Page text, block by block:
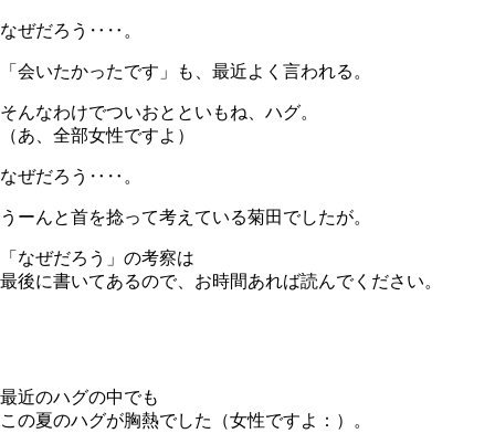
なぜだろう‥‥。
「会いたかったです」も、最近よく言われる。
そんなわけでついおとといもね、ハグ。
（あ、全部女性ですよ）
なぜだろう‥‥。
うーんと首を捻って考えている菊田でしたが。
「なぜだろう」の考察は
最後に書いてあるので、お時間あれば読んでください。
最近のハグの中でも
この夏のハグが胸熱でした（女性ですよ：）。